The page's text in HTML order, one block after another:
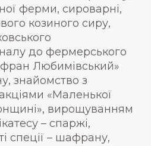
ферми, сироварні,
козиного сиру,
до фермерського
Любимівський»
знайомство з
«Маленької
вирощуванням
– спаржі,
спеції – шафрану,